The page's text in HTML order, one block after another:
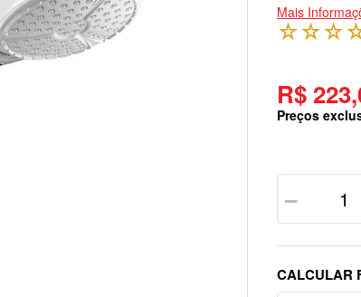
Mais
☆☆☆
R$
Preços
－